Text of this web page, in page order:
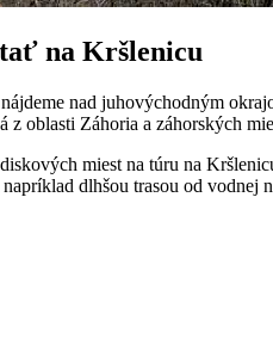
na Kršlenicu
nad juhovýchodným
z oblasti Záhoria a záhorských
miest na túru na
napríklad dlhšou trasou od vodnej